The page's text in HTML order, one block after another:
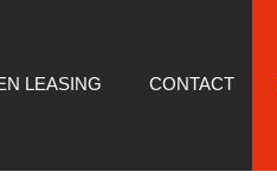
LEASING CONTACT